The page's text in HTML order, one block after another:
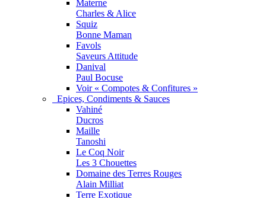
Materne
Charles & Alice
Squiz
Bonne Maman
Favols
Saveurs Attitude
Danival
Paul Bocuse
Voir « Compotes & Confitures »
Epices, Condiments & Sauces
Vahiné
Ducros
Maille
Tanoshi
Le Coq Noir
Les 3 Chouettes
Domaine des Terres Rouges
Alain Milliat
Terre Exotique